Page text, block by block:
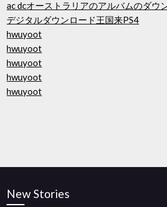
ac dcオーストラリアのアルバムのダウ
デジタルダウンロード王国来PS4
hwuyoot
hwuyoot
hwuyoot
hwuyoot
hwuyoot
New Stories